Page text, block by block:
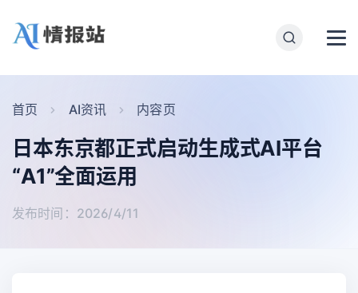
首页 AI资讯 内容页
日本东京都正式启动生成式AI平台
“A1”全面运用
发布时间：2026/4/11